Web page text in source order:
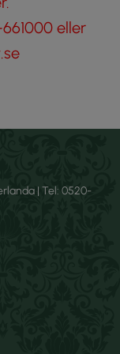
eller
| Tel: 0520-